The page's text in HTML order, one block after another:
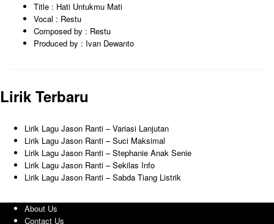
Title : Hati Untukmu Mati
Vocal : Restu
Composed by : Restu
Produced by : Ivan Dewanto
Lirik Terbaru
Lirik Lagu Jason Ranti – Variasi Lanjutan
Lirik Lagu Jason Ranti – Suci Maksimal
Lirik Lagu Jason Ranti – Stephanie Anak Senie
Lirik Lagu Jason Ranti – Sekilas Info
Lirik Lagu Jason Ranti – Sabda Tiang Listrik
About Us
Contact Us